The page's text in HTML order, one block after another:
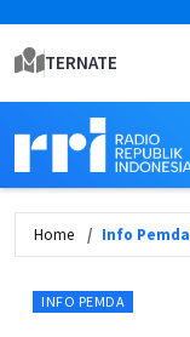
TERNATE
Home Info Pemda
INFO PEMDA